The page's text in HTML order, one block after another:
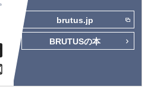
brutus.jp
BRUTUSの本